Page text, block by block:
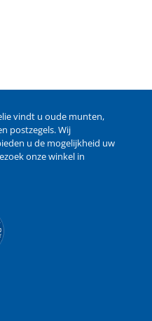
vindt u oude munten,
postzegels. Wij
u de mogelijkheid uw
onze winkel in